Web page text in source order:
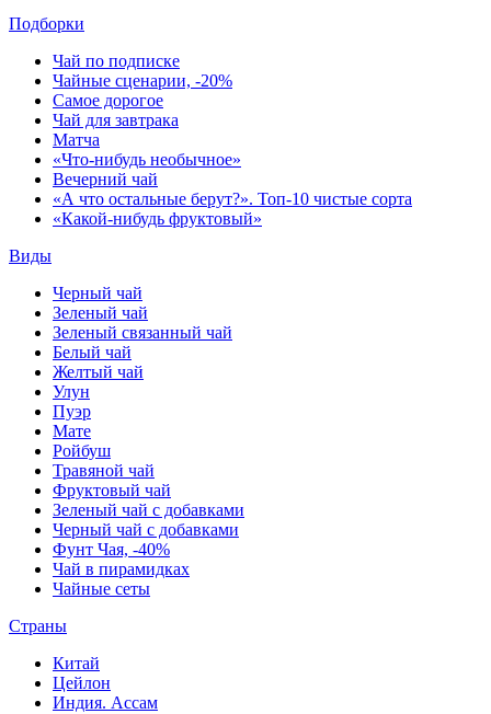
Подборки
Чай по подписке
Чайные сценарии, -20%
Самое дорогое
Чай для завтрака
Матча
«Что-нибудь необычное»
Вечерний чай
«А что остальные берут?». Топ-10 чистые сорта
«Какой-нибудь фруктовый»
Виды
Черный чай
Зеленый чай
Зеленый связанный чай
Белый чай
Желтый чай
Улун
Пуэр
Мате
Ройбуш
Травяной чай
Фруктовый чай
Зеленый чай с добавками
Черный чай с добавками
Фунт Чая, -40%
Чай в пирамидках
Чайные сеты
Страны
Китай
Цейлон
Индия. Ассам